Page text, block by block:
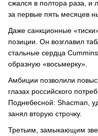
сжался в полтора раза, и
за первые пять месяцев
Даже санкционные
позиции. Он возглавил
стальные сердца
образную «восьмерку».
Амбиции позволили
глазах российского
Поднебесной: Shacman,
занял вторую строчку.
Третьим, замыкающим